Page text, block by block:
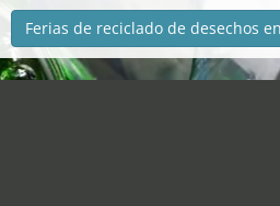
Ferias de reciclado de desechos